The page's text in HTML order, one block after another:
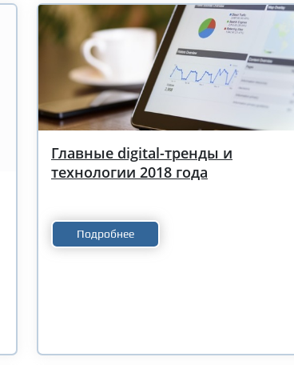
Главные digital-тренды и
технологии 2018 года
Подробнее